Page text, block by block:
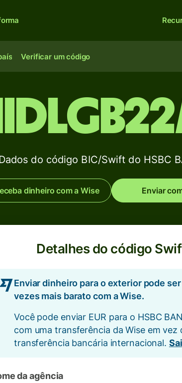
Verificar um código
do código BIC/Swift do HSBC
dinheiro com a Wise Enviar
Detalhes do código
Enviar dinheiro para o exterior pode
vezes mais barato com a Wise.
Você pode enviar EUR para o HSBC
com uma transferência da Wise em vez
transferência bancária internacional.
da agência